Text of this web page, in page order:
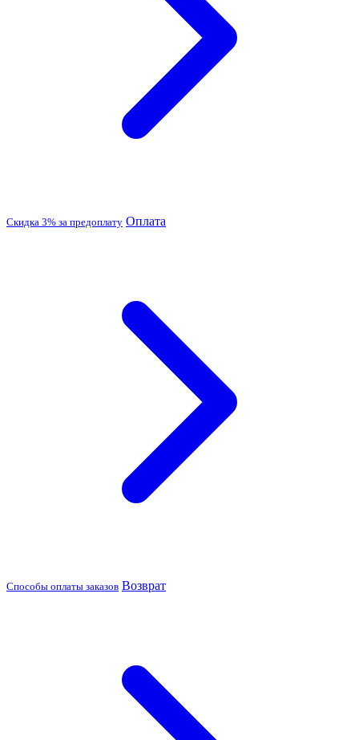
Скидка 3% за предоплату Оплата
Способы оплаты заказов Возврат